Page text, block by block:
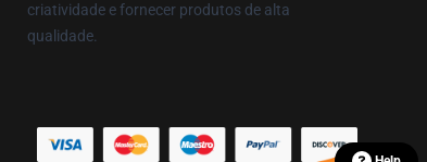
criatividade e fornecer produtos de alta
qualidade.